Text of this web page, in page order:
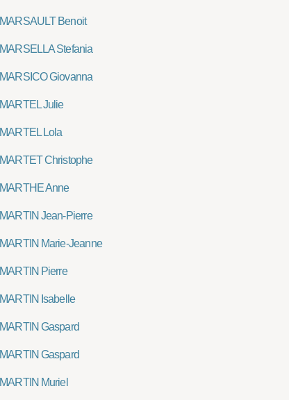
MARSAULT Benoit
MARSELLA Stefania
MARSICO Giovanna
MARTEL Julie
MARTEL Lola
MARTET Christophe
MARTHE Anne
MARTIN Jean-Pierre
MARTIN Marie-Jeanne
MARTIN Pierre
MARTIN Isabelle
MARTIN Gaspard
MARTIN Gaspard
MARTIN Muriel